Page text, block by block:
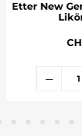
Etter New